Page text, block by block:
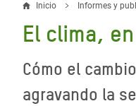
Sobrescribir
enlaces
de
ayuda
Inicio Informes y
El clima,
Cómo el
agravando la